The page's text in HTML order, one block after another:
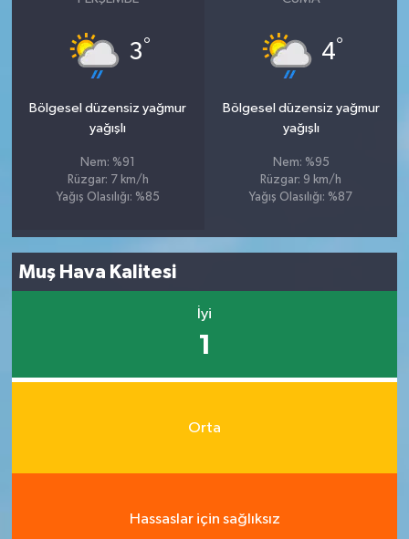
3°
Bölgesel düzensiz yağmur
yağışlı
Nem: %91
Rüzgar: 7 km/h
Yağış Olasılığı: %85
4°
Bölgesel düzensiz yağmur
yağışlı
Nem: %95
Rüzgar: 9 km/h
Yağış Olasılığı: %87
Muş Hava Kalitesi
İyi
1
Orta
Hassaslar için sağlıksız